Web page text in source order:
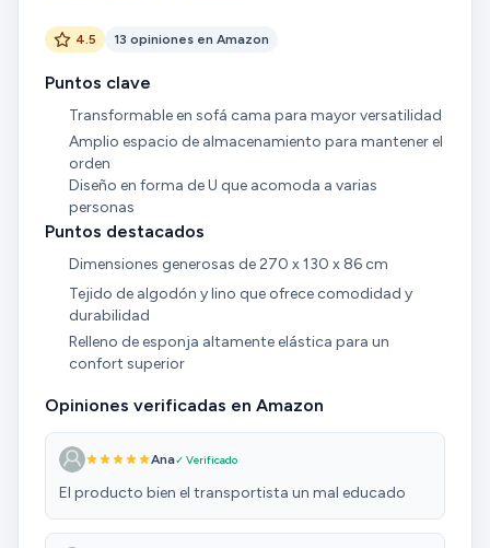
4.5 13 opiniones en Amazon
Puntos clave
Transformable en sofá cama para mayor versatilidad
Amplio espacio de almacenamiento para mantener el
orden
Diseño en forma de U que acomoda a varias
personas
Puntos destacados
Dimensiones generosas de 270 x 130 x 86 cm
Tejido de algodón y lino que ofrece comodidad y
durabilidad
Relleno de esponja altamente elástica para un
confort superior
Opiniones verificadas en Amazon
Ana✓ Verificado
El producto bien el transportista un mal educado